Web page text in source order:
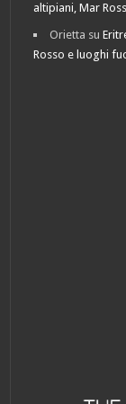
altipiani, Mar
Orietta su
Rosso e luoghi